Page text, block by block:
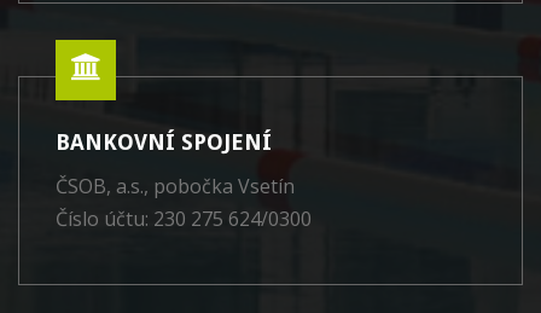
BANKOVNÍ SPOJENÍ
ČSOB, a.s., pobočka Vsetín
Číslo účtu: 230 275 624/0300